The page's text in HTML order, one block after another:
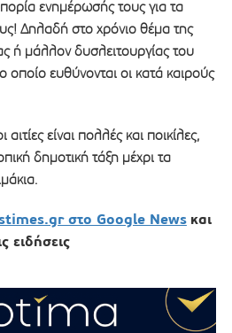
ενημέρωσής τους για τα
Δηλαδή στο χρόνιο θέμα της
ή μάλλον δυσλειτουργίας του
οποίο ευθύνονται οι κατά καιρούς
είναι πολλές και ποικίλες,
δημοτική τάξη μέχρι τα
στο Google News και
ειδήσεις